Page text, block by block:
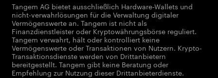
Tangem AG bietet ausschließlich Hardware-Wallets und
nicht-verwahrlösungen für die Verwaltung digitaler
Vermögenswerte an. Tangem ist nicht als
Finanzdienstleister oder Kryptowährungsbörse reguliert.
Tangem verwahrt, hält oder kontrolliert keine
Vermögenswerte oder Transaktionen von Nutzern. Krypto-
Transaktionsdienste werden von Drittanbietern
bereitgestellt. Tangem gibt keine Beratung oder
Empfehlung zur Nutzung dieser Drittanbieterdienste.